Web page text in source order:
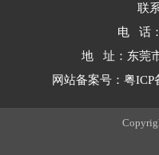
联
电 话
地 址：东莞
网站备案号： 粤ICP